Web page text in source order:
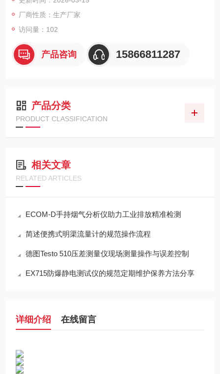
厂商性质：生产厂家
访问量：102
产品咨询 15866811287
产品分类
PRODUCT CLASSIFICATION
相关文章
RELATED ARTICLES
ECOM-D手持烟气分析仪助力工业排放精准检测
简述便携式明渠流量计的规范操作流程
德图Testo 510压差测量仪现场测量操作与误差控制
EX715防爆静电测试仪的规范定期维护保养方法分享
详细介绍 在线留言